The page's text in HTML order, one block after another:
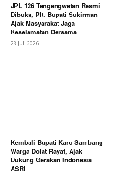
JPL 126 Tengengwetan Resmi
Dibuka, Plt. Bupati Sukirman
Ajak Masyarakat Jaga
Keselamatan Bersama
28 Juli 2026
Kembali Bupati Karo Sambang
Warga Dolat Rayat, Ajak
Dukung Gerakan Indonesia
ASRI